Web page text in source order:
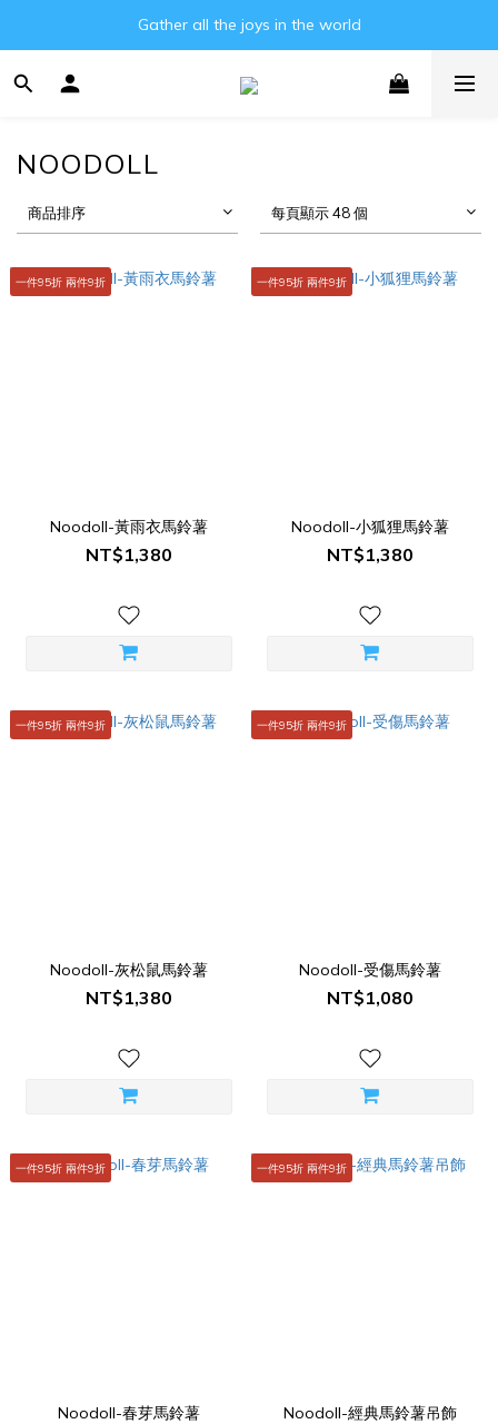
Gather all the joys in the world
Gather all the joys in the world
消費滿3000元即可享免運費!!
NOODOLL
商品排序 每頁顯示 48 個
一件95折 兩件9折
Noodoll-黃雨衣馬鈴薯
NT$1,380
一件95折 兩件9折
Noodoll-小狐狸馬鈴薯
NT$1,380
一件95折 兩件9折
Noodoll-灰松鼠馬鈴薯
NT$1,380
一件95折 兩件9折
Noodoll-受傷馬鈴薯
NT$1,080
一件95折 兩件9折
Noodoll-春芽馬鈴薯
一件95折 兩件9折
Noodoll-經典馬鈴薯吊飾